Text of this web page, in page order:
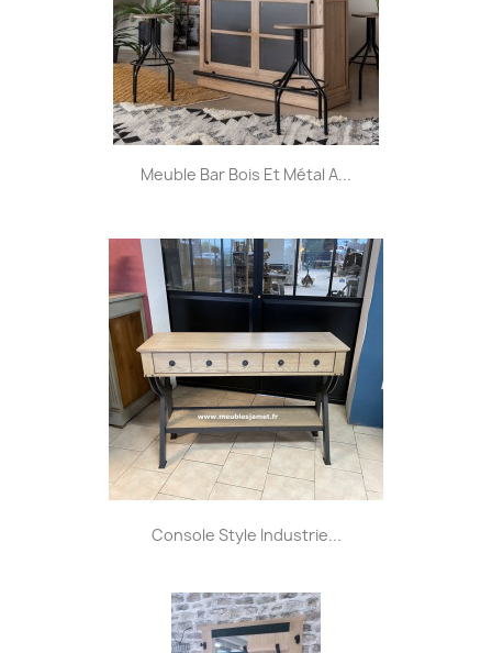
Meuble Bar Bois Et Métal A...
Console Style Industrie...